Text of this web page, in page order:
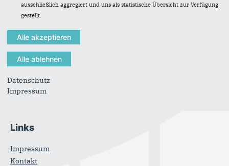
CDU Stadtverband Dietzenbach
Emil-von-Behring-Straße 6
63128Dietzenbach
E-Mail:info@cdu-dietzenbach.de
Im Web
CDU Hessen
Links
Impressum
Kontakt
ausschließlich aggregiert und uns als statistische Übersicht zur Verfügung
gestellt.
Datenschutz
Impressum